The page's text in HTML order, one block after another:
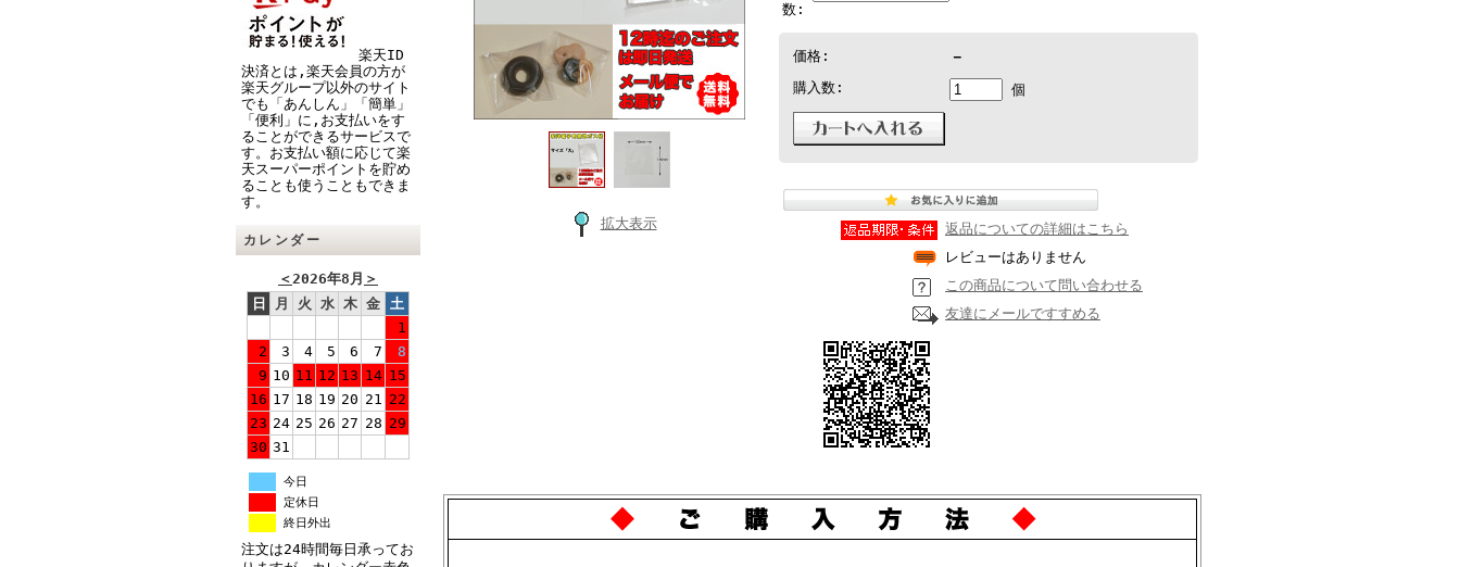
楽天ID
決済とは,楽天会員の方が
楽天グループ以外のサイト
でも「あんしん」「簡単」
「便利」に,お支払いをす
ることができるサービスで
す。お支払い額に応じて楽
天スーパーポイントを貯め
ることも使うこともできま
す。
カレンダー
＜2026年8月 ＞
日
月 火 水 木 金 土
1
2
3 4 5 6 7
8
9 10 11 12 13 14 15
16 17 18 19 20 21 22
23 24 25 26 27 28 29
30 31
今日
定休日
終日外出
注文は24時間毎日承ってお
拡大表示
数:
価格: －
購入数: 個
返品についての詳細はこちら
レビューはありません
この商品について問い合わせる
友達にメールですすめる